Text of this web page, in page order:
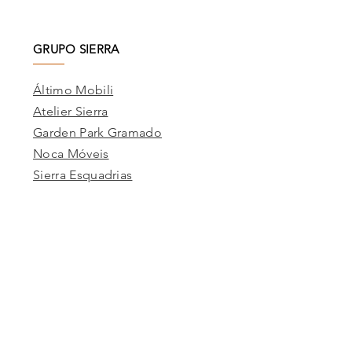
GRUPO SIERRA
Áltimo Mobili
Atelier Sierra
Garden Park Gramado
Noca Móveis
Sierra Esquadrias